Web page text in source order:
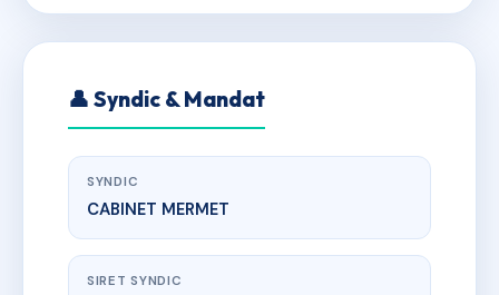
👤 Syndic & Mandat
SYNDIC
CABINET MERMET
SIRET SYNDIC